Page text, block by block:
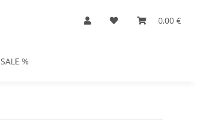
0,00 €
SALE %